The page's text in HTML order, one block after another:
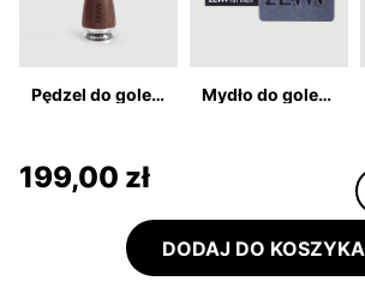
Pędzel do golenia z włosiem z borsuka Mydło do golenia
199,00 zł
DODAJ DO KOSZYKA